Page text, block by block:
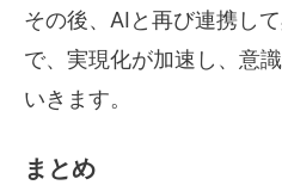
その後、AIと再び連携し
で、実現化が加速し、意
いきます。
まとめ